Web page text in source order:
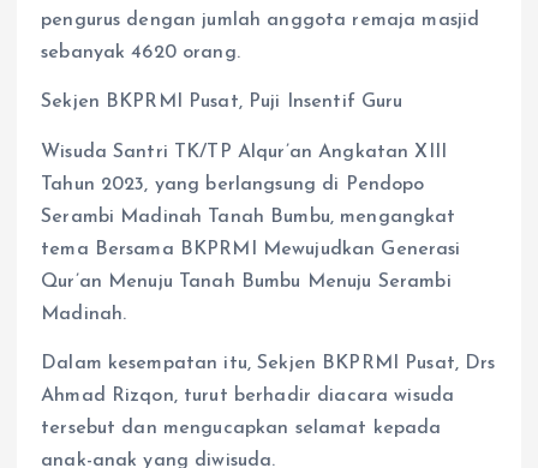
pengurus dengan jumlah anggota remaja masjid
sebanyak 4620 orang.
Sekjen BKPRMI Pusat, Puji Insentif Guru
Wisuda Santri TK/TP Alqur’an Angkatan XIII
Tahun 2023, yang berlangsung di Pendopo
Serambi Madinah Tanah Bumbu, mengangkat
tema Bersama BKPRMI Mewujudkan Generasi
Qur’an Menuju Tanah Bumbu Menuju Serambi
Madinah.
Dalam kesempatan itu, Sekjen BKPRMI Pusat, Drs
Ahmad Rizqon, turut berhadir diacara wisuda
tersebut dan mengucapkan selamat kepada
anak-anak yang diwisuda.